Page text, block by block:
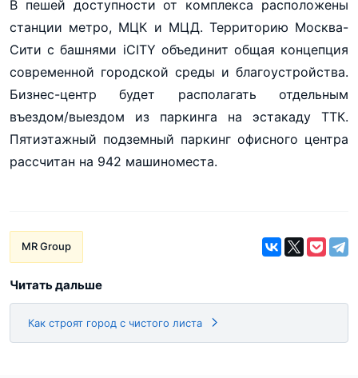
В пешей доступности от комплекса расположены
станции метро, МЦК и МЦД. Территорию Москва-
Сити с башнями iCITY объединит общая концепция
современной городской среды и благоустройства.
Бизнес-центр будет располагать отдельным
въездом/выездом из паркинга на эстакаду ТТК.
Пятиэтажный подземный паркинг офисного центра
рассчитан на 942 машиноместа.
MR Group
Читать дальше
Как строят город с чистого листа